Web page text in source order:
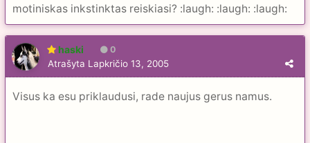
motiniskas inkstinktas reiskiasi? :laugh: :laugh: :laugh:
haski 0
Atrašyta Lapkričio 13, 2005
Visus ka esu priklaudusi, rade naujus gerus namus.